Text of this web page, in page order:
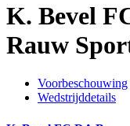
K. Bevel
Rauw
Voorbeschouwing
Wedstrijddetails